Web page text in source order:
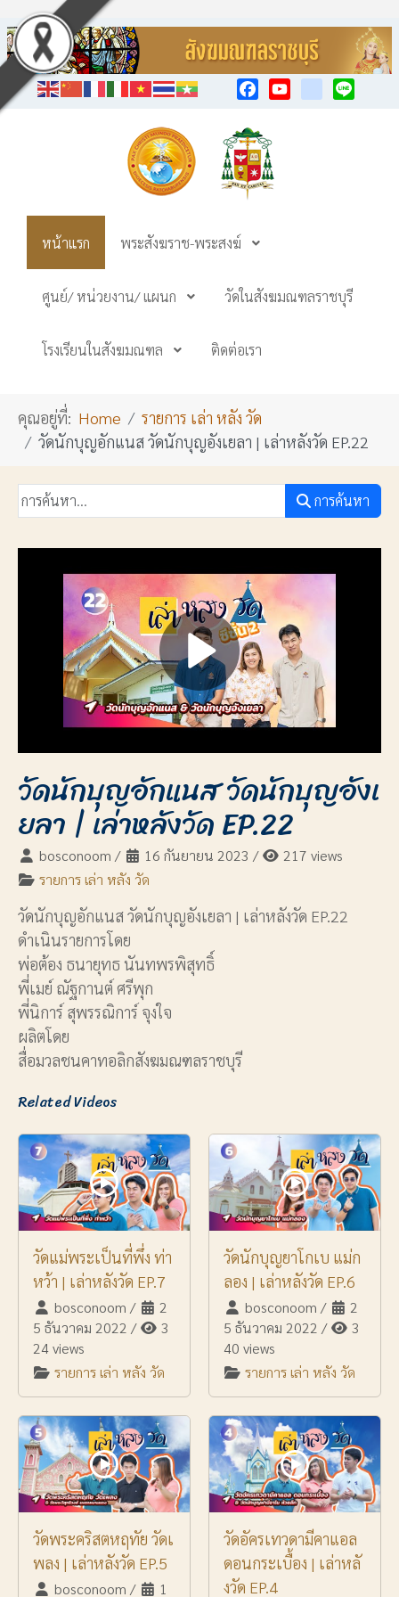
หน้าแรก พระสังฆราช-พระสงฆ์
ศูนย์/ หน่วยงาน/ แผนก วัดในสังฆมณฑลราชบุรี
โรงเรียนในสังฆมณฑล ติดต่อเรา
คุณอยู่ที่: Home
รายการ เล่า หลัง วัด
วัดนักบุญอักแนส วัดนักบุญอังเยลา | เล่าหลังวัด EP.22
การค้นหา
วัดนักบุญอักแนส วัดนักบุญอังเ
ยลา | เล่าหลังวัด EP.22
bosconoom / 16 กันยายน 2023 /
217 views
รายการ เล่า หลัง วัด
วัดนักบุญอักแนส วัดนักบุญอังเยลา | เล่าหลังวัด EP.22
ดำเนินรายการโดย
พ่อต้อง ธนายุทธ นันทพรพิสุทธิ์
พี่เมย์ ณัฐกานต์ ศรีพุก
พี่นิการ์ สุพรรณิการ์ จุงใจ
ผลิตโดย
สื่อมวลชนคาทอลิกสังฆมณฑลราชบุรี
Related Videos
วัดแม่พระเป็นที่พึ่ง ท่า
หว้า | เล่าหลังวัด EP.7
bosconoom /
2
5 ธันวาคม 2022 /
3
24 views
รายการ เล่า หลัง วัด
วัดนักบุญยาโกเบ แม่ก
ลอง | เล่าหลังวัด EP.6
bosconoom /
2
5 ธันวาคม 2022 /
3
40 views
รายการ เล่า หลัง วัด
วัดพระคริสตหฤทัย วัดเ
พลง | เล่าหลังวัด EP.5
bosconoom / 1
วัดอัครเทวดามีคาแอล
ดอนกระเบื้อง | เล่าหลั
งวัด EP.4